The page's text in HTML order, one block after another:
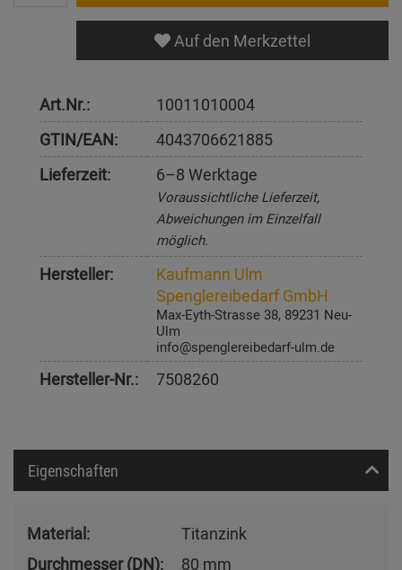
Auf den Merkzettel
Art.Nr.:
10011010004
GTIN/EAN:
4043706621885
Lieferzeit:
6–8 Werktage
Voraussichtliche Lieferzeit,
Abweichungen im Einzelfall
möglich.
Hersteller:
Kaufmann Ulm
Spenglereibedarf GmbH
Max-Eyth-Strasse 38, 89231 Neu-
Ulm
info@spenglereibedarf-ulm.de
Hersteller-Nr.: 7508260
Eigenschaften
Material:
Titanzink
Durchmesser (DN):
80 mm